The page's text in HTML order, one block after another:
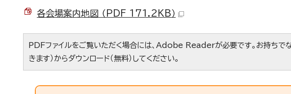
各会場案内地図 （PDF 171.2KB）
PDFファイルをご覧いただく場合には、Adobe Readerが必要です。お持ちでな
きます）からダウンロード（無料）してください。